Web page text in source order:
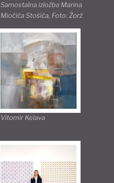
Samostalna izložba Marina
Miočića Stošića, Foto: Žorž
Vitomir Kelava